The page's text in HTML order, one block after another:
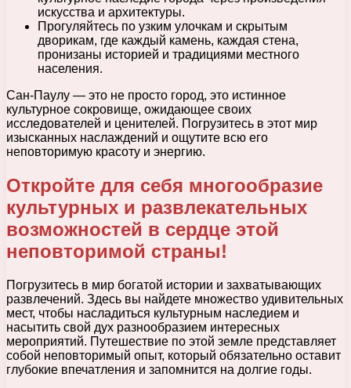
искусства и архитектуры.
Прогуляйтесь по узким улочкам и скрытым
дворикам, где каждый камень, каждая стена,
пронизаны историей и традициями местного
населения.
Сан-Паулу — это не просто город, это истинное
культурное сокровище, ожидающее своих
исследователей и ценителей. Погрузитесь в этот мир
изысканных наслаждений и ощутите всю его
неповторимую красоту и энергию.
Откройте для себя многообразие
культурных и развлекательных
возможностей в сердце этой
неповторимой страны!
Погрузитесь в мир богатой истории и захватывающих
развлечений. Здесь вы найдете множество удивительных
мест, чтобы насладиться культурным наследием и
насытить свой дух разнообразием интересных
мероприятий. Путешествие по этой земле представляет
собой неповторимый опыт, который обязательно оставит
глубокие впечатления и запомнится на долгие годы.